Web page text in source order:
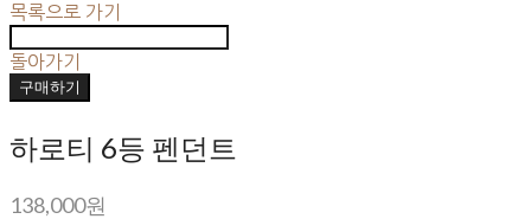
목록으로 가기
돌아가기
구매하기
하로티 6등 펜던트
138,000원